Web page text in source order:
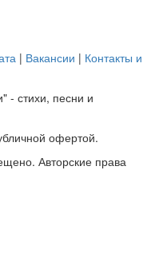
| Вакансии | Контакты и
- стихи, песни и
офертой.
Авторские права